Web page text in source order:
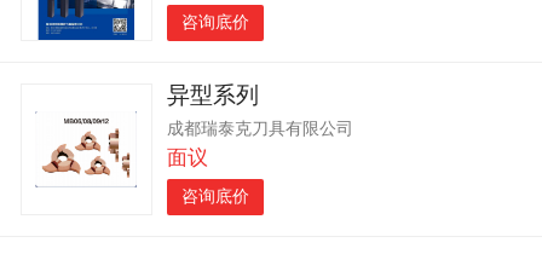
咨询底价
异型系列
成都瑞泰克刀具有限公司
面议
咨询底价